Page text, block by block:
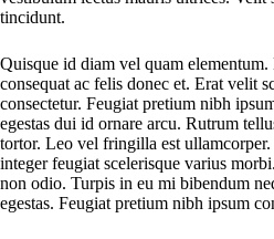
tincidunt.
Quisque id diam vel quam
consequat ac felis donec et. Erat velit
consectetur. Feugiat pretium nibh
egestas dui id ornare arcu. Rutrum
tortor. Leo vel fringilla est
integer feugiat scelerisque varius
non odio. Turpis in eu mi bibendum
egestas. Feugiat pretium nibh ipsum